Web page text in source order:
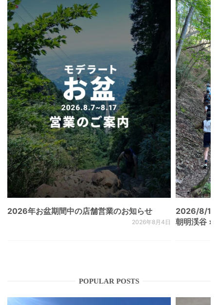
2026年お盆期間中の店舗営業のお知らせ
2026年8月4日
2026/8/
朝明渓谷 ×
POPULAR POSTS